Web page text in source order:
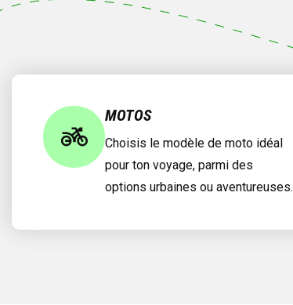
MOTOS
Choisis le modèle de moto idéal
pour ton voyage, parmi des
options urbaines ou aventureuses.